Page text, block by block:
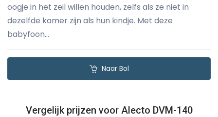
oogje in het zeil willen houden, zelfs als ze niet in
dezelfde kamer zijn als hun kindje. Met deze
babyfoon...
Naar Bol
Vergelijk prijzen voor Alecto DVM-140